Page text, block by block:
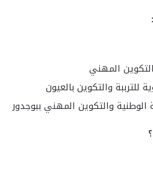
المهني
للترببة والتكوين بالعيون
الوطنية والتكوين المهني ببوجدور